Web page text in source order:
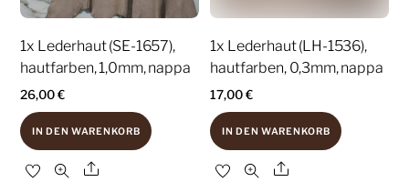
1x Lederhaut (SE-1657),
hautfarben, 1,0mm, nappa
26,00€
IN DEN WARENKORB
Share
1x Lederhaut (LH-1536),
hautfarben, 0,3mm, nappa
17,00€
IN DEN WARENKORB
Share